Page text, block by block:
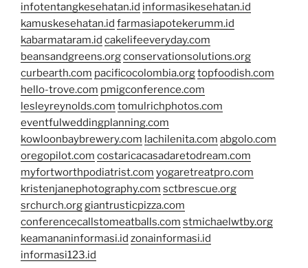
infotentangkesehatan.id informasikesehatan.id
kamuskesehatan.id farmasiapotekerumm.id
kabarmataram.id cakelifeeveryday.com
beansandgreens.orgconservationsolutions.org
curbearth.com pacificocolombia.orgtopfoodish.com
hello-trove.com pmigconference.com
lesleyreynolds.com tomulrichphotos.com
eventfulweddingplanning.com
kowloonbaybrewery.com lachilenita.com abgolo.com
oregopilot.com costaricacasadaretodream.com
myfortworthpodiatrist.com yogaretreatpro.com
kristenjanephotography.com sctbrescue.org
srchurch.orggiantrusticpizza.com
conferencecallstomeatballs.com stmichaelwtby.org
keamananinformasi.id zonainformasi.id
informasi123.id